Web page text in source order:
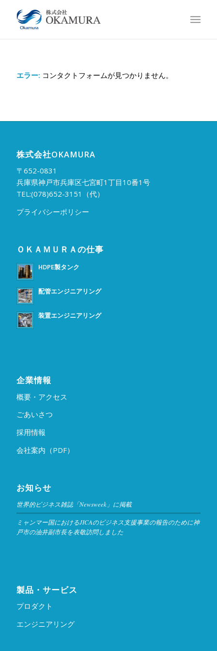
エラー: コンタクトフォームが見つかりません。
株式会社OKAMURA
〒652-0831
兵庫県神戸市兵庫区七宮町1丁目10番1号
TEL:(078)652-3151（代）
プライバシーポリシー
ＯＫＡＭＵＲＡの仕事
HDPE製タンク
配管エンジニアリング
装置エンジニアリング
企業情報
概要・アクセス
ごあいさつ
採用情報
会社案内（PDF）
お知らせ
世界的ビジネス雑誌「Newsweek」に掲載
ミャンマー国におけるJICAのビジネス支援事業の報告のために神
戸市の油井副市長を表敬訪問しました
製品・サービス
プロダクト
エンジニアリング